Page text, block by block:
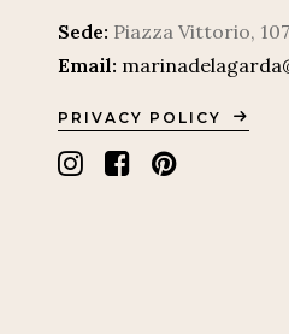
Sede: Piazza Vittorio,
Email:
PRIVACY POLICY